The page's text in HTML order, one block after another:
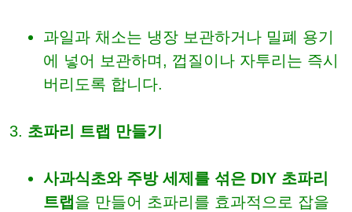
과일과 채소는 냉장 보관하거나 밀폐 용기
에 넣어 보관하며, 껍질이나 자투리는 즉시
버리도록 합니다.
초파리 트랩 만들기
사과식초와 주방 세제를 섞은 DIY 초파리
트랩을 만들어 초파리를 효과적으로 잡을